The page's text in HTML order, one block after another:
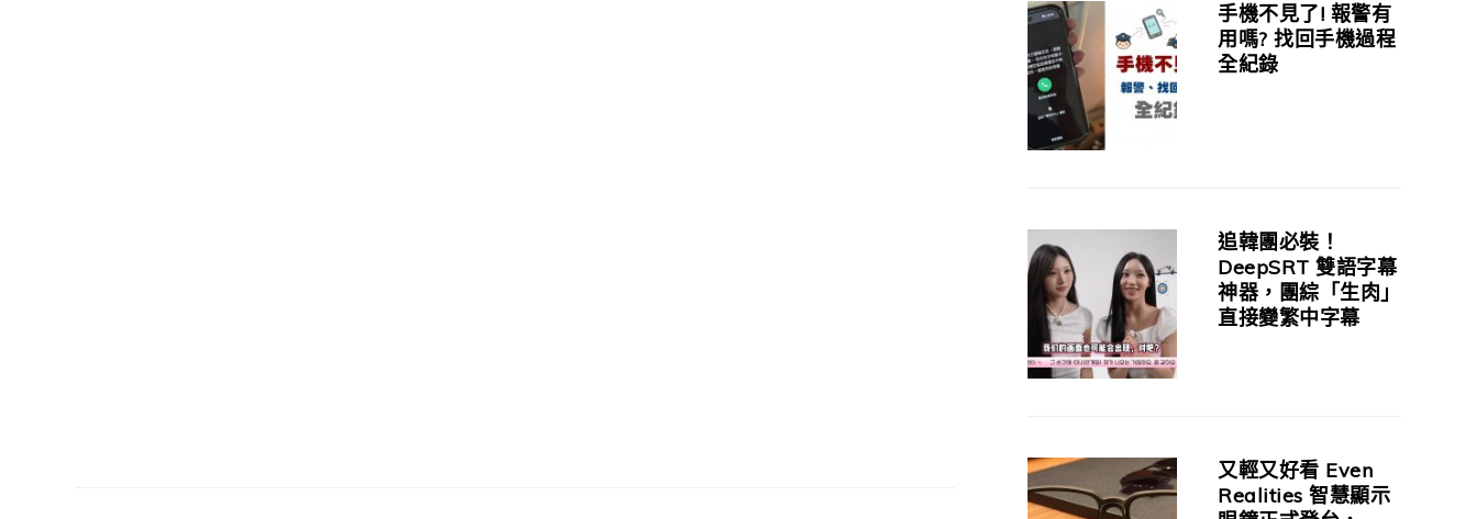
手機不見了! 報警有
用嗎? 找回手機過程
全紀錄
追韓團必裝！
DeepSRT 雙語字幕
神器，團綜「生肉」
直接變繁中字幕
又輕又好看 Even
Realities 智慧顯示